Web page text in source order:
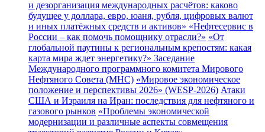
и дезорганизация международных расчётов: каково
будущее у доллара, евро, юаня, рубля, цифровых валют
и иных платёжных средств и активов» «Нефтесервис в
России – как помочь помощнику отрасли?» «От
глобальной паутины к региональным крепостям: какая
карта мира ждет энергетику?» Заседание
Международного программного комитета Мирового
Нефтяного Совета (МНС) «Мировое экономическое
положение и перспективы 2026» (WESP-2026) Атаки
США и Израиля на Иран: последствия для нефтяного и
газового рынков «Проблемы экономической
модернизации и различные аспекты совмещения